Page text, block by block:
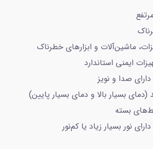
ماشین‌آلات و ابزارهای خطرناک
ایمنی استاندارد
صدا و نویز
بسیار بالا و دمای بسیار پایین)
بسته
نور بسیار زیاد یا کم‌نور